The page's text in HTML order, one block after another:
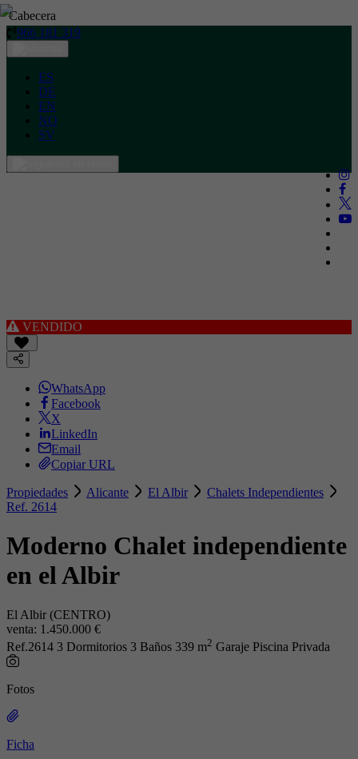
Cabecera
966 181 319
ES
DE
EN
NO
SV
VENDIDO
WhatsApp
Facebook
X
LinkedIn
Email
Copiar URL
Propiedades Alicante El Albir
Chalets Independientes
Ref. 2614
Moderno Chalet independiente
en el Albir
El Albir (CENTRO)
venta: 1.450.000 €
Ref.2614 3 Dormitorios 3 Baños 339 m2 Garaje Piscina Privada
Fotos
Ficha